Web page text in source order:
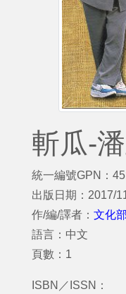
斬瓜-
統一編號GPN：
出版日期：2017/
作/編/譯者： 文化
語言：中文
頁數：1
ISBN／ISSN：